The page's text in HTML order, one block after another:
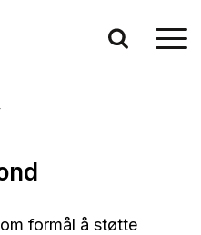
formål å støtte